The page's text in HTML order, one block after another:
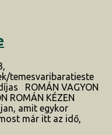
temesvaribaratieste
ROMÁN VAGYON
ROMÁN KÉZEN
amit egykor
már itt az idő,